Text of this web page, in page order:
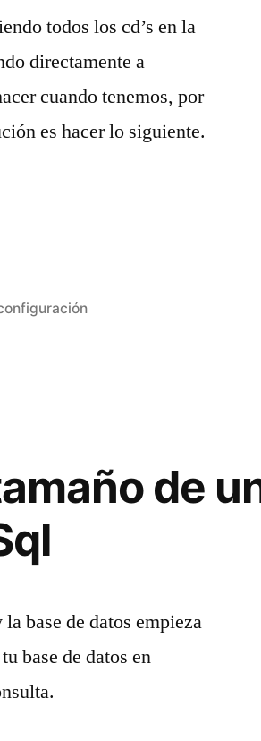
todos los cd’s en la
directamente a
cuando tenemos, por
es hacer lo siguiente.
de
base de datos empieza
base de datos en